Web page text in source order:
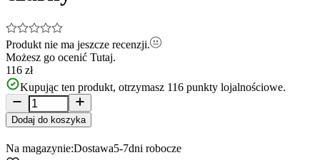
Produkt nie ma jeszcze recenzji.
Możesz go ocenić Tutaj.
116 zł
Kupując ten produkt, otrzymasz 116 punkty lojalnościowe.
Dodaj do koszyka
Na magazynie:Dostawa5-7dni robocze